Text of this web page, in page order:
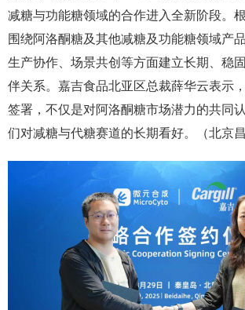
减糖与功能糖领域的合作进入全新阶段。
围绕阿洛酮糖及其他减糖及功能糖领域产
生产协作、场景共创等方面建立长期、稳
伴关系。嘉吉食品北亚区总裁薛华云表示
签署，不仅是对阿洛酮糖市场潜力的共同
们对减糖与代糖赛道的长期看好。（北京昌